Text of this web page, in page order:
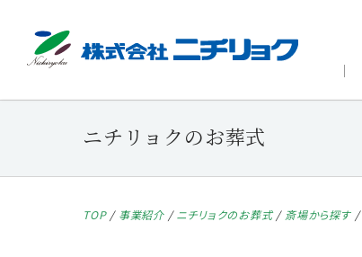
ニチリョクのお葬式
TOP/ 事業紹介 /ニチリョクのお葬式/ 斎場から探す/